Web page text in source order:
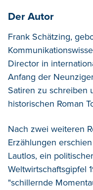
Der Autor
Frank Schätzing,
Director in
Anfang der
Satiren zu schreiben
historischen Roman
Nach zwei weiteren
Erzählungen
Lautlos, ein
Weltwirtschaftsgipfel
"schillernde